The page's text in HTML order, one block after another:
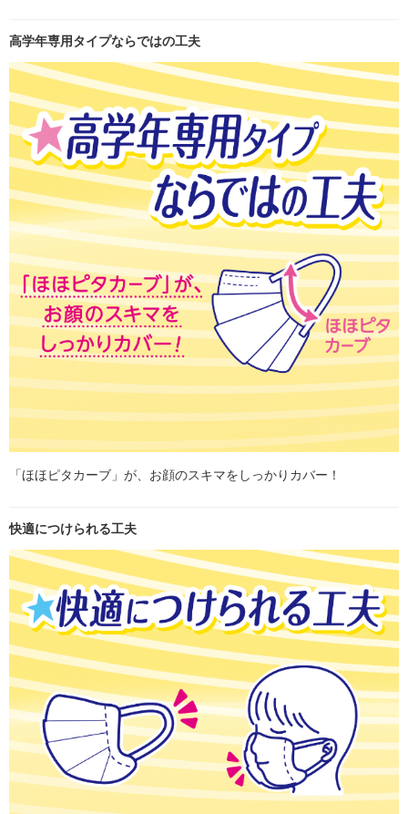
高学年専用タイプならではの工夫
「ほほピタカーブ」が、お顔のスキマをしっかりカバー！
快適につけられる工夫